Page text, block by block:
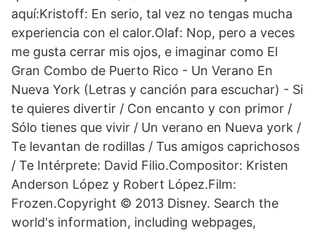
aquí:Kristoff: En serio, tal vez no tengas mucha
experiencia con el calor.Olaf: Nop, pero a veces
me gusta cerrar mis ojos, e imaginar como El
Gran Combo de Puerto Rico - Un Verano En
Nueva York (Letras y canción para escuchar) - Si
te quieres divertir / Con encanto y con primor /
Sólo tienes que vivir / Un verano en Nueva york /
Te levantan de rodillas / Tus amigos caprichosos
/ Te Intérprete: David Filio.Compositor: Kristen
Anderson López y Robert López.Film:
Frozen.Copyright © 2013 Disney. Search the
world's information, including webpages,